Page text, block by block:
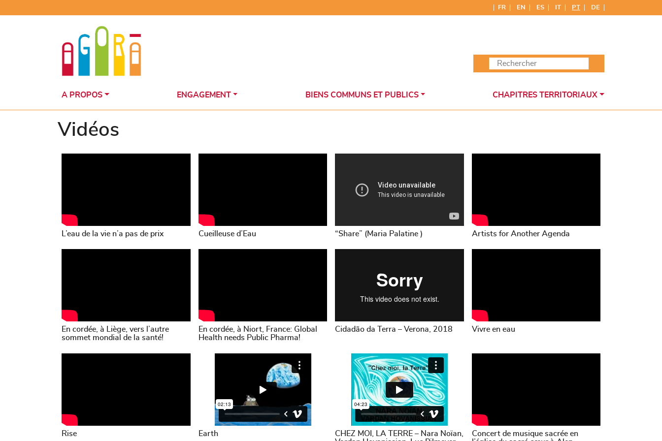
FR EN ES IT PT DE
A PROPOS ENGAGEMENT BIENS COMMUNS ET PUBLICS CHAPITRES TERRITORIAUX
Vidéos
L’eau de la vie n’a pas de prix Cueilleuse d’Eau “Share” (Maria Palatine ) Artists for Another Agenda
En cordée, à Liège, vers l’autre
sommet mondial de la santé!
En cordée, à Niort, France: Global
Health needs Public Pharma!
Cidadão da Terra – Verona, 2018 Vivre en eau
Rise Earth
CHEZ MOI, LA TERRE – Nara Noïan,
Concert de musique sacrée en